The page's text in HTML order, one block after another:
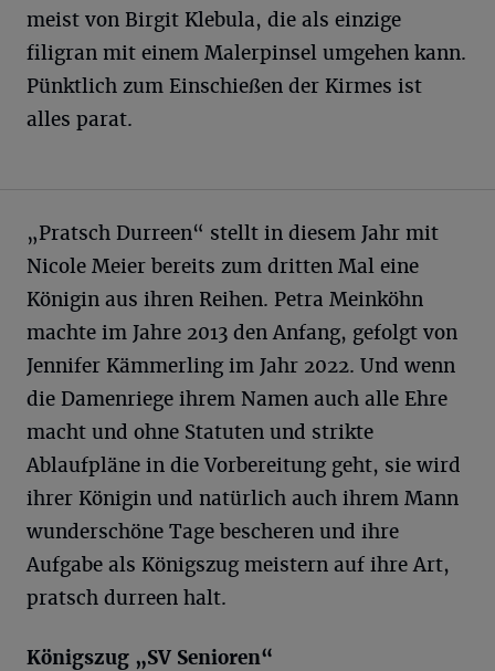
meist von Birgit Klebula, die als einzige
filigran mit einem Malerpinsel umgehen kann.
Pünktlich zum Einschießen der Kirmes ist
alles parat.
„Pratsch Durreen“ stellt in diesem Jahr mit
Nicole Meier bereits zum dritten Mal eine
Königin aus ihren Reihen. Petra Meinköhn
machte im Jahre 2013 den Anfang, gefolgt von
Jennifer Kämmerling im Jahr 2022. Und wenn
die Damenriege ihrem Namen auch alle Ehre
macht und ohne Statuten und strikte
Ablaufpläne in die Vorbereitung geht, sie wird
ihrer Königin und natürlich auch ihrem Mann
wunderschöne Tage bescheren und ihre
Aufgabe als Königszug meistern auf ihre Art,
pratsch durreen halt.
Königszug „SV Senioren“